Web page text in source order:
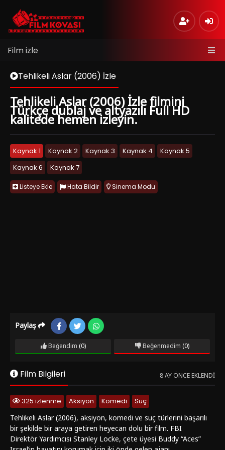
Film izle
Tehlikeli Aslar (2006) İzle
Tehlikeli Aslar (2006) İzle filmini
Türkçe dublaj ve altyazılı Full HD
kalitede hemen izleyin.
Kaynak 1 Kaynak 2 Kaynak 3 Kaynak 4
Kaynak 5
Kaynak 6
Kaynak 7
Listeye Ekle Hata Bildir Sinema Modu
Paylaş
Beğendim (0) Beğenmedim (0)
Film Bilgileri 8 AY ÖNCE EKLENDI
325 izlenme Aksiyon Komedi
Suç
Tehlikeli Aslar (2006), aksiyon, komedi ve suç türlerini başarılı
bir şekilde bir araya getiren heyecan dolu bir film. FBI
Direktör Yardımcısı Stanley Locke, çete üyesi Buddy “Aces”